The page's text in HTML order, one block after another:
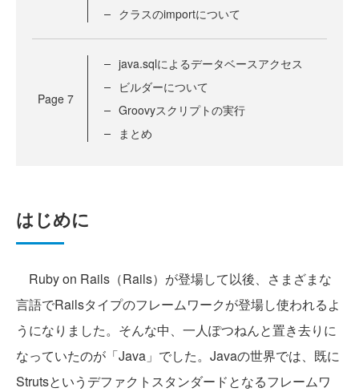
クラスのimportについて
Page 7
java.sqlによるデータベースアクセス
ビルダーについて
Groovyスクリプトの実行
まとめ
はじめに
Ruby on Rails（Rails）が登場して以後、さまざまな
言語でRailsタイプのフレームワークが登場し使われるよ
うになりました。そんな中、一人ぽつねんと置き去りに
なっていたのが「Java」でした。Javaの世界では、既に
Strutsというデファクトスタンダードとなるフレームワ